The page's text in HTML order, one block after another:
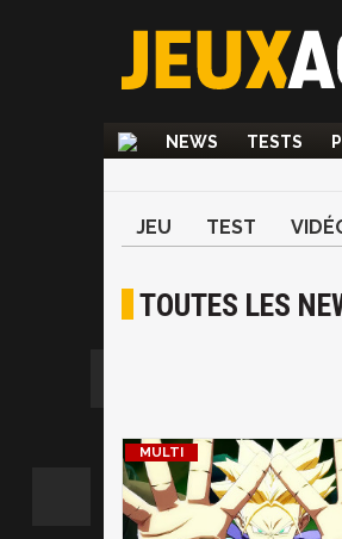
NEWS TESTS
JEU TEST
TOUTES LES